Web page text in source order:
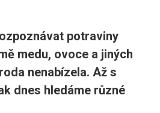
potraviny
medu, ovoce a jiných
nenabízela. Až s
dnes hledáme různé